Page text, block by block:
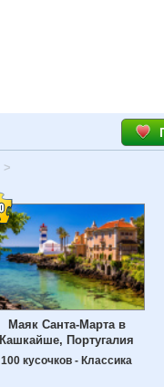
>
Маяк Санта-Марта в
Кашкайше, Португалия
100 кусочков - Классика